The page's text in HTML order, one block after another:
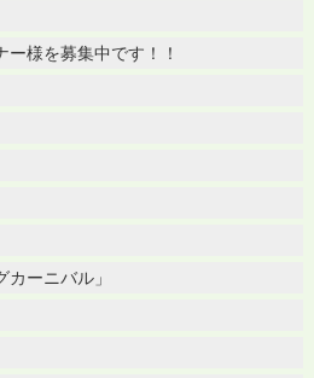
ー様を募集中です！！
ーニバル」